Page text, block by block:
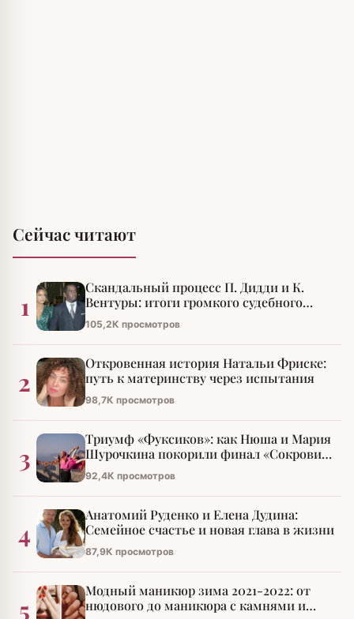
Сейчас читают
1
Скандальный процесс П. Дидди и К.
Вентуры: итоги громкого судебного
разбирательства
105,2К просмотров
2
Откровенная история Натальи Фриске:
путь к материнству через испытания
98,7К просмотров
3
Триумф «Фуксиков»: как Нюша и Мария
Шурочкина покорили финал «Сокровищ
императора»
92,4К просмотров
4
Анатомий Руденко и Елена Дудина:
Семейное счастье и новая глава в жизни
87,9К просмотров
5
Модный маникюр зима 2021-2022: от
нюдового до маникюра с камнями и